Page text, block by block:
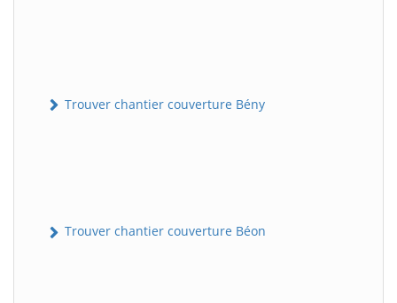
Trouver chantier couverture Bény
Trouver chantier couverture Béon